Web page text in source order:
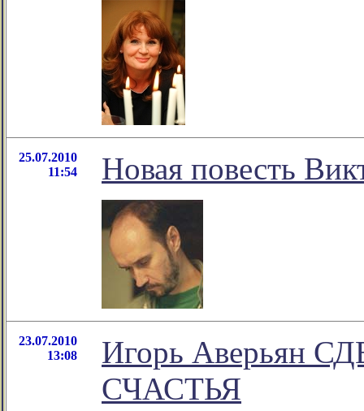
25.07.2010
11:54
Новая повесть
23.07.2010
13:08
Игорь Аверьян
СЧАСТЬЯ